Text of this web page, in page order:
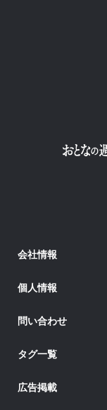
会社情報
個人情報
問い合わせ
タグ一覧
広告掲載